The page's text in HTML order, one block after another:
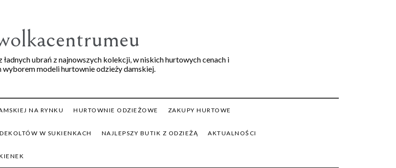
ładnych ubrań z najnowszych kolekcji, w niskich hurtowych cenach i
wyborem modeli hurtownie odzieży damskiej.
NA RYNKU HURTOWNIE ODZIEŻOWE ZAKUPY HURTOWE
W SUKIENKACH NAJLEPSZY BUTIK Z ODZIEŻĄ AKTUALNOŚCI